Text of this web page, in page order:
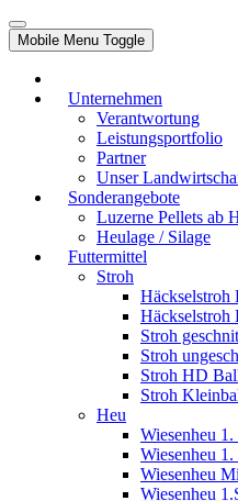
Mobile Menu Toggle
Unternehmen
Verantwortung
Leistungsportfolio
Partner
Unser
Sonderangebote
Luzerne Pellets ab
Heulage / Silage
Futtermittel
Stroh
Häckselstroh
Häckselstroh
Stroh
Stroh
Stroh HD
Stroh
Heu
Wiesenheu
Wiesenheu
Wiesenheu
Wiesenheu